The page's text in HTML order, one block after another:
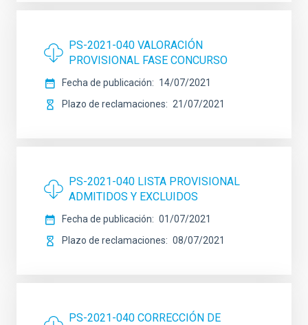
PS-2021-040 VALORACIÓN
PROVISIONAL FASE CONCURSO
Fecha de publicación
14/07/2021
Plazo de reclamaciones
21/07/2021
PS-2021-040 LISTA PROVISIONAL
ADMITIDOS Y EXCLUIDOS
Fecha de publicación
01/07/2021
Plazo de reclamaciones
08/07/2021
PS-2021-040 CORRECCIÓN DE